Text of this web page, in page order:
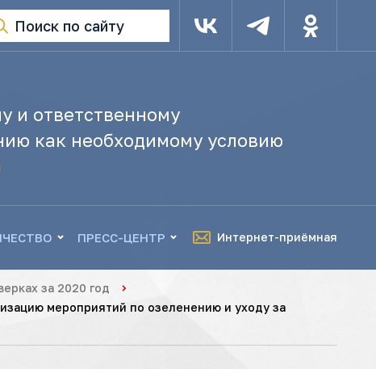
Поиск по сайту
и ответственному
как необходимому условию
ПРЕСС-ЦЕНТР Интернет-приёмная
за 2020 год
мероприятий по озеленению и уходу за